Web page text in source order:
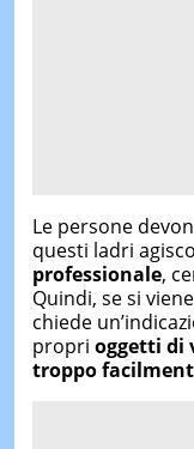
Le persone
questi ladri
professionale,
Quindi, se si
chiede
propri oggetti di
troppo